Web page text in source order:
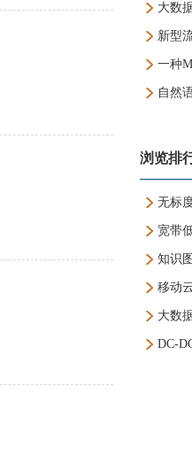
大数
新型
一种
自然
浏览排
无标
宽带
知识
移动
大数
DC-